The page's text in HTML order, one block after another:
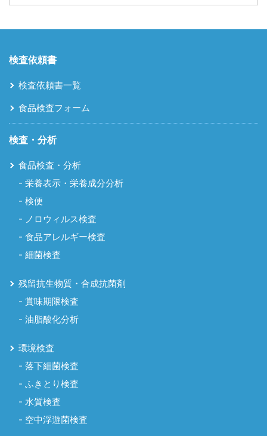
検査依頼書
検査依頼書一覧
食品検査フォーム
検査・分析
食品検査・分析
栄養表示・栄養成分分析
検便
ノロウィルス検査
食品アレルギー検査
細菌検査
残留抗生物質・合成抗菌剤
賞味期限検査
油脂酸化分析
環境検査
落下細菌検査
ふきとり検査
水質検査
空中浮遊菌検査